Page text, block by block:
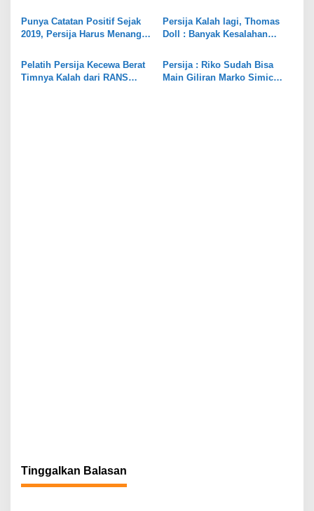
o
s
Lapar
Punya Catatan Positif Sejak
2019, Persija Harus Menang
Persija Kalah lagi, Thomas
Doll : Banyak Kesalahan
Pelatih Persija Kecewa Berat
Timnya Kalah dari RANS
Persija : Riko Sudah Bisa
Main Giliran Marko Simic
Tinggalkan Balasan